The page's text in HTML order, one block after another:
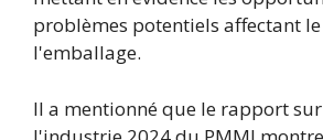
problèmes potentiels affectant
l'emballage.
Il a mentionné que le rapport